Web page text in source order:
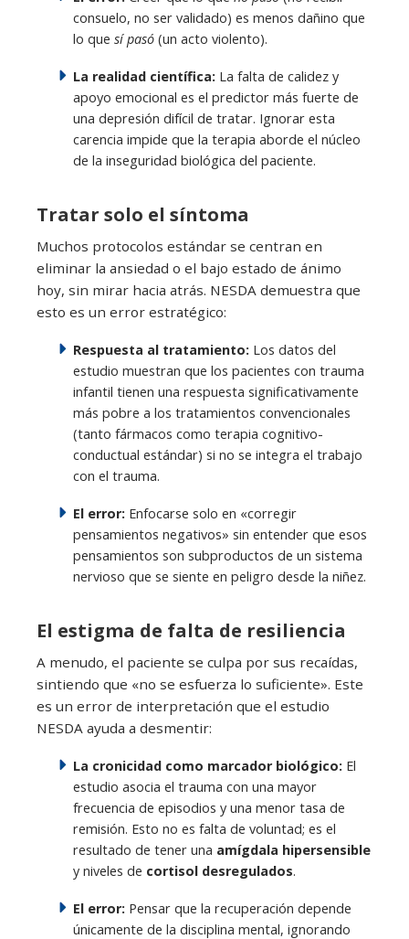
consuelo, no ser validado) es menos dañino que
lo que sí pasó (un acto violento).
La realidad científica: La falta de calidez y
apoyo emocional es el predictor más fuerte de
una depresión difícil de tratar. Ignorar esta
carencia impide que la terapia aborde el núcleo
de la inseguridad biológica del paciente.
Tratar solo el síntoma
Muchos protocolos estándar se centran en
eliminar la ansiedad o el bajo estado de ánimo
hoy, sin mirar hacia atrás. NESDA demuestra que
esto es un error estratégico:
Respuesta al tratamiento: Los datos del
estudio muestran que los pacientes con trauma
infantil tienen una respuesta significativamente
más pobre a los tratamientos convencionales
(tanto fármacos como terapia cognitivo-
conductual estándar) si no se integra el trabajo
con el trauma.
El error: Enfocarse solo en «corregir
pensamientos negativos» sin entender que esos
pensamientos son subproductos de un sistema
nervioso que se siente en peligro desde la niñez.
El estigma de falta de resiliencia
A menudo, el paciente se culpa por sus recaídas,
sintiendo que «no se esfuerza lo suficiente». Este
es un error de interpretación que el estudio
NESDA ayuda a desmentir:
La cronicidad como marcador biológico: El
estudio asocia el trauma con una mayor
frecuencia de episodios y una menor tasa de
remisión. Esto no es falta de voluntad; es el
resultado de tener una amígdala hipersensible
y niveles de cortisol desregulados.
El error: Pensar que la recuperación depende
únicamente de la disciplina mental, ignorando